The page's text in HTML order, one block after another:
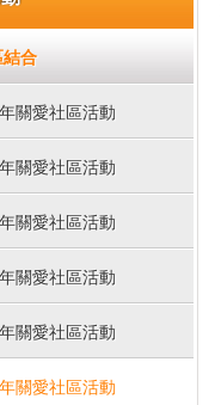
合
關愛社區活動
關愛社區活動
關愛社區活動
關愛社區活動
關愛社區活動
關愛社區活動